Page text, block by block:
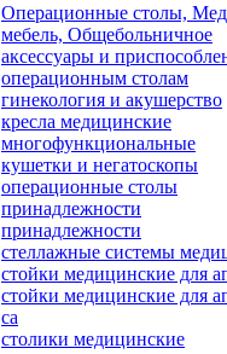
Операционные столы,
мебель, Общебольничное
аксессуары и
операционным столам
гинекология и акушерство
кресла медицинские
многофункциональные
кушетки и негатоскопы
операционные столы
принадлежности
принадлежности
стеллажные системы
стойки медицинские для
стойки медицинские для
са
столики медицинские